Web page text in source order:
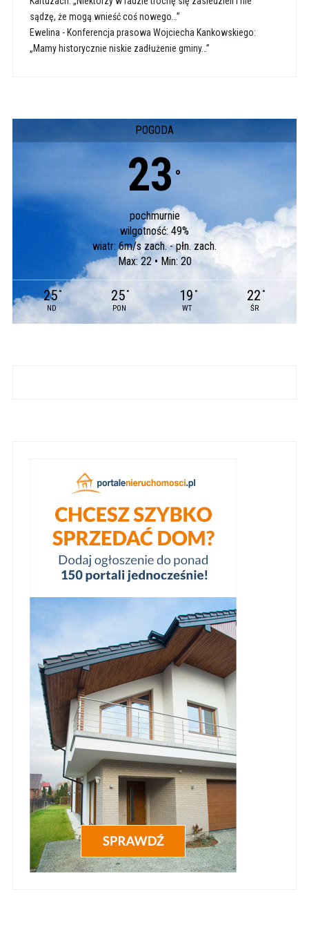
sądzę, że mogą wnieść coś nowego…”
Ewelina - Konferencja prasowa Wojciecha Kankowskiego:
„Mamy historycznie niskie zadłużenie gminy…”
POGODA
23 °
pochmurnie
wilgotność: 49%
wiatr: 6m/s zach. - płn. zach.
Max: 22 • Min: 20
25 °
ND
25 °
PON
19 °
WT
22 °
ŚR